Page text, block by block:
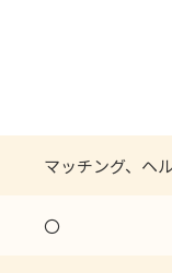
マッチング、ヘ
〇